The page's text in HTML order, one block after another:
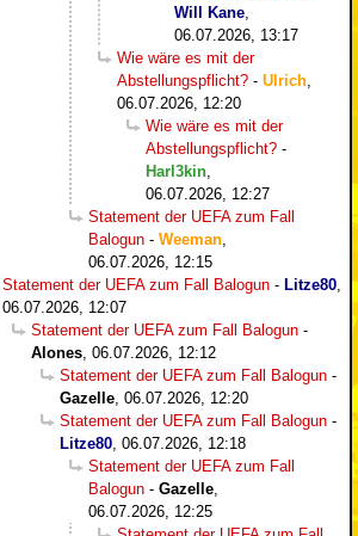
Will Kane
06.07.2026, 13:17
Wie wäre es mit der
Abstellungspflicht? - Ulrich
06.07.2026, 12:20
Wie wäre es mit der
Abstellungspflicht? -
Harl3kin
06.07.2026, 12:27
Statement der UEFA zum Fall
Balogun - Weeman
06.07.2026, 12:15
Statement der UEFA zum Fall Balogun - Litze80
06.07.2026, 12:07
Statement der UEFA zum Fall Balogun -
Alones 06.07.2026, 12:12
Statement der UEFA zum Fall Balogun -
Gazelle 06.07.2026, 12:20
Statement der UEFA zum Fall Balogun -
Litze80 06.07.2026, 12:18
Statement der UEFA zum Fall
Balogun - Gazelle
06.07.2026, 12:25